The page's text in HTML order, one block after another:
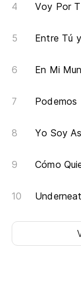
Voy Por
Entre Tú
En Mi
Podemos
Yo Soy
Cómo